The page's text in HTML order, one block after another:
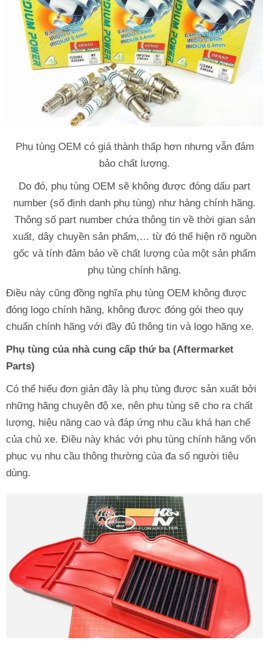
Phụ tùng OEM có giá thành thấp hơn nhưng vẫn đảm
bảo chất lượng.
Do đó, phụ tùng OEM sẽ không được đóng dấu part
number (số định danh phụ tùng) như hàng chính hãng.
Thông số part number chứa thông tin về thời gian sản
xuất, dây chuyền sản phẩm,… từ đó thể hiện rõ nguồn
gốc và tính đảm bảo về chất lượng của một sản phẩm
phụ tùng chính hãng.
Điều này cũng đồng nghĩa phụ tùng OEM không được
đóng logo chính hãng, không được đóng gói theo quy
chuẩn chính hãng với đầy đủ thông tin và logo hãng xe.
Phụ tùng của nhà cung cấp thứ ba (Aftermarket
Parts)
Có thể hiểu đơn giản đây là phụ tùng được sản xuất bởi
những hãng chuyên độ xe, nên phụ tùng sẽ cho ra chất
lượng, hiệu năng cao và đáp ứng nhu cầu khá hạn chế
của chủ xe. Điều này khác với phụ tùng chính hãng vốn
phục vụ nhu cầu thông thường của đa số người tiêu
dùng.